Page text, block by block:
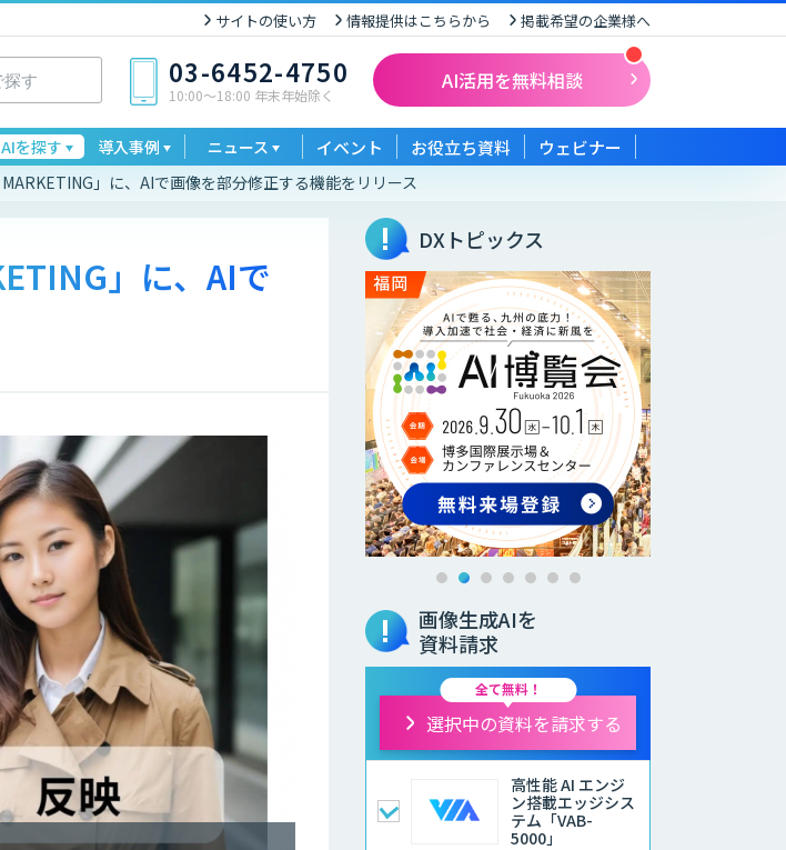
サイトの使い方 情報提供はこちらから 掲載希望の企業様へ
03-6452-4750
10:00〜18:00 年末年始除く
AI活用を無料相談
を探す 導入事例 ニュース イベント お役立ち資料 ウェビナー
」に、AIで画像を部分修正する機能をリリース
」に、AIで
DXトピックス
画像生成AIを
資料請求
全て無料！
選択中の資料を請求する
高性能 AI エンジ
ン搭載エッジシス
テム「VAB-
5000」